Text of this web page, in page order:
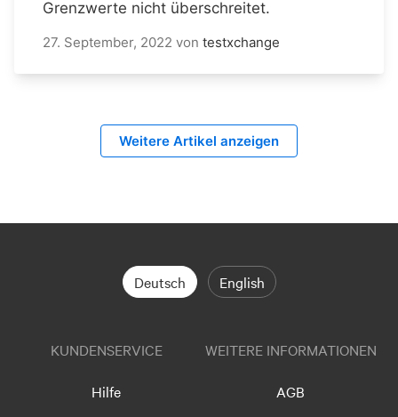
Grenzwerte nicht überschreitet.
27. September, 2022 von testxchange
Weitere Artikel anzeigen
Deutsch English
KUNDENSERVICE
Hilfe
WEITERE INFORMATIONEN
AGB